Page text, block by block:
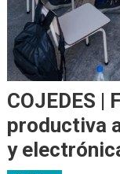
COJEDES |
productiva
y